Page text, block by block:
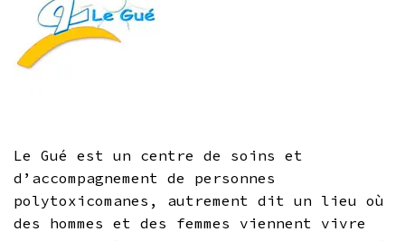
Le Gué est un centre de soins et
d’accompagnement de personnes
polytoxicomanes, autrement dit un lieu où
des hommes et des femmes viennent vivre